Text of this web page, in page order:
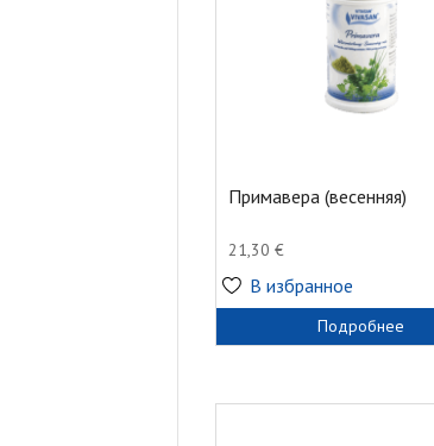
Примавера (весенняя)
21,30€
В избранное
Подробнее